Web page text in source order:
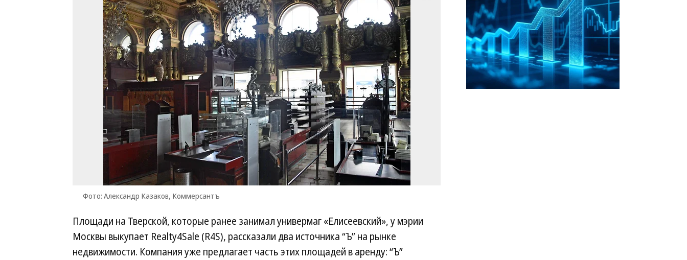
Фото: Александр Казаков, Коммерсантъ
Фото:
Александр
Казаков,
Коммерсантъ
Площади на Тверской, которые ранее занимал универмаг «Елисеевский», у мэрии
Москвы выкупает Realty4Sale (R4S), рассказали два источника “Ъ” на рынке
недвижимости. Компания уже предлагает часть этих площадей в аренду: “Ъ”